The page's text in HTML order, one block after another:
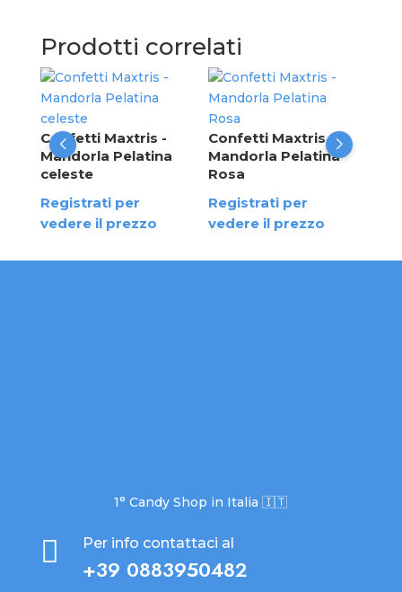
Prodotti correlati
Confetti Maxtris -
Mandorla Pelatina
celeste
Registrati per
vedere il prezzo
Confetti Maxtris -
Mandorla Pelatina
Rosa
Registrati per
vedere il prezzo
1° Candy Shop in Italia 🇮🇹
 Per info contattaci al
+39 0883950482